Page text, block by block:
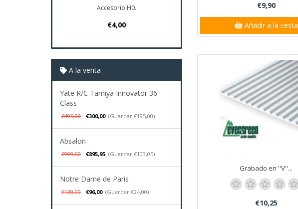
Accesorio H0.
A la venta
Yate R/C Tamiya Innovator 36
Class
€495,00 €300,00 (Guardar €195,00)
Absalon
€999,00 €895,95 (Guardar €103,05)
Notre Dame de Paris
€120,00 €96,00 (Guardar €24,00)
€9,90
Añadir a la cesta
Grabado en ''V''...
€10,25